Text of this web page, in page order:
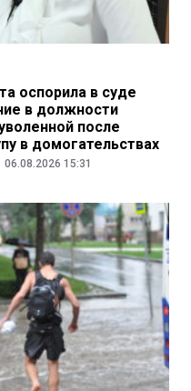
оспорила в суде
в должности
после
в домогательствах
06.08.2026 15:31